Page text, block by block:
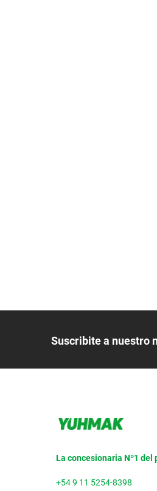
Suscribite a nuestro
La concesionaria Nº1 del
+54 9 11 5254-8398